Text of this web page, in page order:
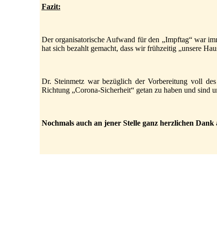
Fazit:
Der organisatorische Aufwand für den „Impftag“ war
hat sich bezahlt gemacht, dass wir frühzeitig „unsere
Dr. Steinmetz war bezüglich der Vorbereitung voll
Richtung „Corona-Sicherheit“ getan zu haben und sind
Nochmals auch an jener Stelle ganz herzlichen